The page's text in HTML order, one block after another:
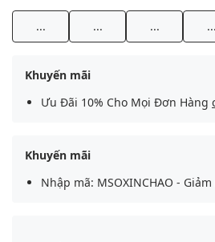
... ... ... ...
Khuyến mãi
Ưu Đãi 10% Cho Mọi Đơn Hàng
Khuyến mãi
Nhập mã: MSOXINCHAO -